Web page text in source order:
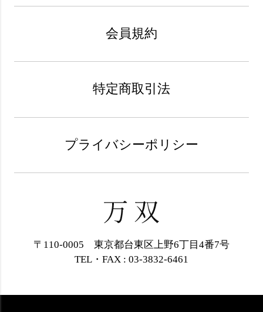
会員規約
特定商取引法
プライバシーポリシー
〒110-0005 東京都台東区上野6丁目4番7号
TEL・FAX : 03-3832-6461